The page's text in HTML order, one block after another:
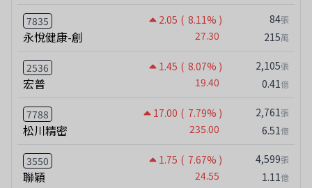
7835 2.05 ( 8.11% )
永悅健康-創 27.30
84張
215萬
2536 1.45 ( 8.07% )
宏普 19.40
2,105張
0.41億
7788 17.00 ( 7.79% )
松川精密 235.00
2,761張
6.51億
3550 1.75 ( 7.67% )
聯穎 24.55
4,599張
1.11億